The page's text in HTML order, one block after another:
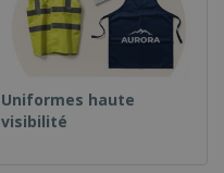
Uniformes haute
visibilité